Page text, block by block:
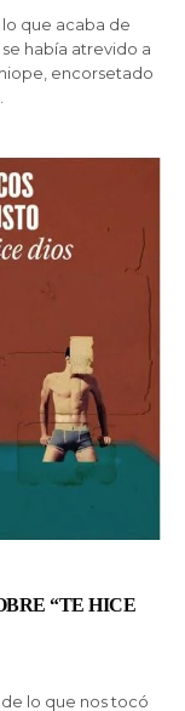
que acaba de
había atrevido a
encorsetado
“TE HICE
lo que nos tocó